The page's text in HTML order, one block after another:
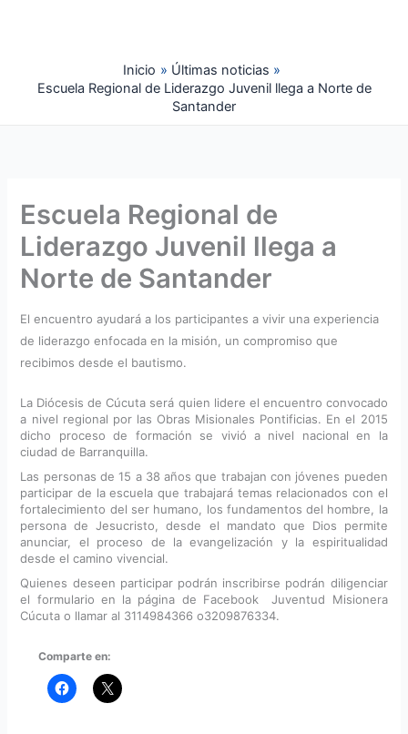
Inicio
Últimas noticias
Escuela Regional de Liderazgo Juvenil llega a Norte de
Santander
Escuela Regional de
Liderazgo Juvenil llega a
Norte de Santander
El encuentro ayudará a los participantes a vivir una experiencia
de liderazgo enfocada en la misión, un compromiso que
recibimos desde el bautismo.
La Diócesis de Cúcuta será quien lidere el encuentro convocado
a nivel regional por las Obras Misionales Pontificias. En el 2015
dicho proceso de formación se vivió a nivel nacional en la
ciudad de Barranquilla.
Las personas de 15 a 38 años que trabajan con jóvenes pueden
participar de la escuela que trabajará temas relacionados con el
fortalecimiento del ser humano, los fundamentos del hombre, la
persona de Jesucristo, desde el mandato que Dios permite
anunciar, el proceso de la evangelización y la espiritualidad
desde el camino vivencial.
Quienes deseen participar podrán inscribirse podrán diligenciar
el formulario en la página de Facebook Juventud Misionera
Cúcuta o llamar al 3114984366 o3209876334.
Comparte en: